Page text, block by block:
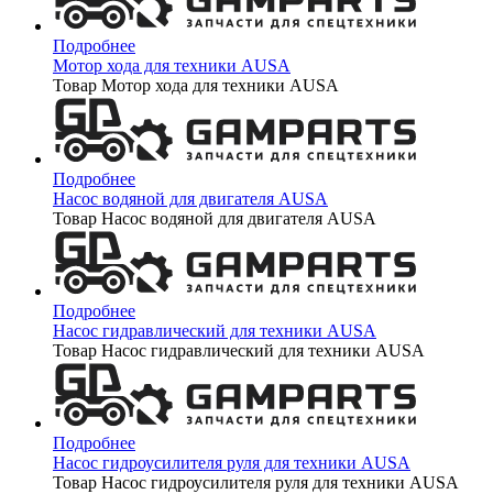
Подробнее
Мотор хода для техники AUSA
Товар Мотор хода для техники AUSA
Подробнее
Насос водяной для двигателя AUSA
Товар Насос водяной для двигателя AUSA
Подробнее
Насос гидравлический для техники AUSA
Товар Насос гидравлический для техники AUSA
Подробнее
Насос гидроусилителя руля для техники AUSA
Товар Насос гидроусилителя руля для техники AUSA